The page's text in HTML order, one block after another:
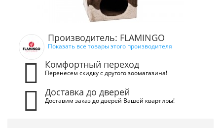
Производитель: FLAMINGO
Показать все товары этого производителя
Комфортный переход
Перенесем скидку с другого зоомагазина!
Доставка до дверей
Доставим заказ до дверей Вашей квартиры!